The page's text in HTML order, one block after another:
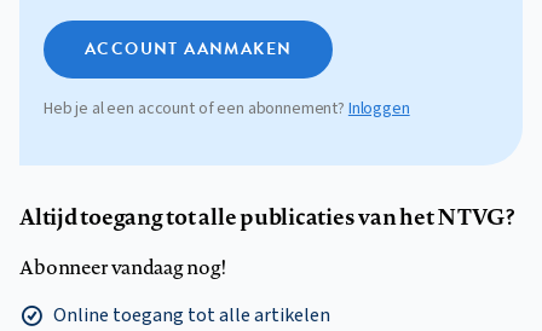
ACCOUNT AANMAKEN
Heb je al een account of een abonnement?Inloggen
Altijd toegang tot alle publicaties van het NTVG?
Abonneer vandaag nog!
Online toegang tot alle artikelen